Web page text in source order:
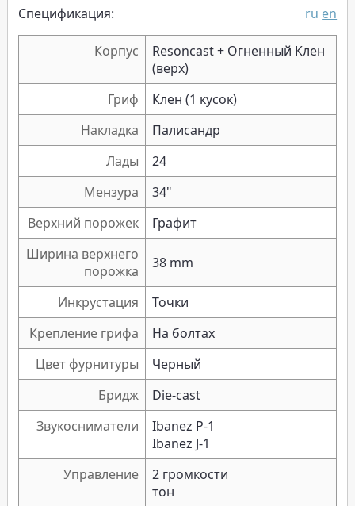
Спецификация: ru en
Корпус
Resoncast + Огненный Клен
(верх)
Гриф
Клен (1 кусок)
Накладка
Палисандр
Лады
24
Мензура
34"
Верхний порожек
Графит
Ширина верхнего
порожка
38 mm
Инкрустация
Точки
Крепление грифа
На болтах
Цвет фурнитуры
Черный
Бридж
Die-cast
Звукосниматели
Ibanez P-1
Ibanez J-1
Управление
2 громкости
тон